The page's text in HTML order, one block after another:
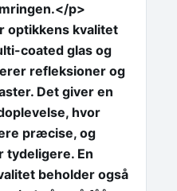
p>
optikkens kvalitet
coated glas og
refleksioner og
Det giver en
hvor
præcise, og
tydeligere. En
beholder også